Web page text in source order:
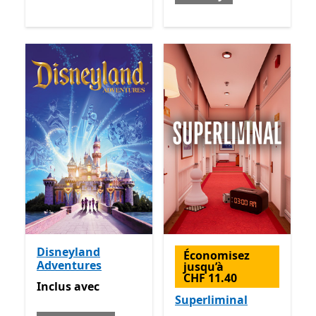
Disneyland
Adventures
Inclus avec Game Pass
Inclusavec
Économisez
jusqu’à
CHF 11.40
Superliminal